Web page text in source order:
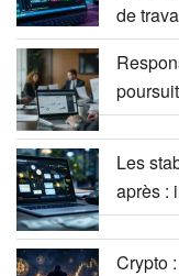
de
Les
après :
Crypto